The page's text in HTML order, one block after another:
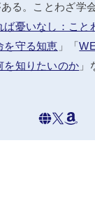
る。ことわざ学
ば憂いなし：こと
を守る知恵 」「
を知りたいのか 」